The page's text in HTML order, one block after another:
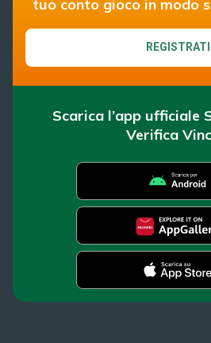
tuo conto gioco in modo
REGISTRATI
Scarica l’app ufficiale
Verifica
SuperEnalotto